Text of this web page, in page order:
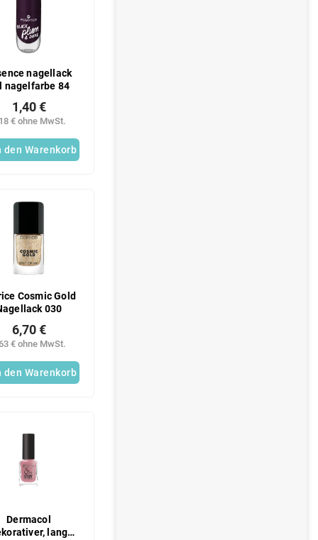
nagellack
nagelfarbe 84
€ ohne MwSt.
1,40 €
den Warenkorb
Cosmic Gold
030
€ ohne MwSt.
6,70 €
den Warenkorb
Dermacol
lang